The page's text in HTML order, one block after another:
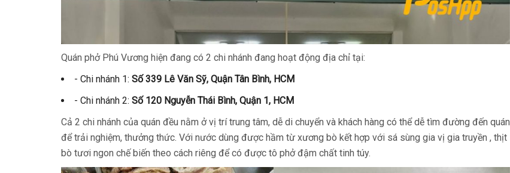
Quán phở Phú Vương hiện đang có 2 chi nhánh đang hoạt động địa chỉ tại:
- Chi nhánh 1: Số 339 Lê Văn Sỹ, Quận Tân Bình, HCM
- Chi nhánh 2: Số 120 Nguyễn Thái Bình, Quận 1, HCM
Cả 2 chi nhánh của quán đều nằm ở vị trí trung tâm, dễ di chuyển và khách hàng có thể dễ tìm đường đến quán
để trải nghiệm, thưởng thức. Với nước dùng được hầm từ xương bò kết hợp với sá sùng gia vị gia truyền , thịt
bò tươi ngon chế biến theo cách riêng để có được tô phở đậm chất tinh túy.